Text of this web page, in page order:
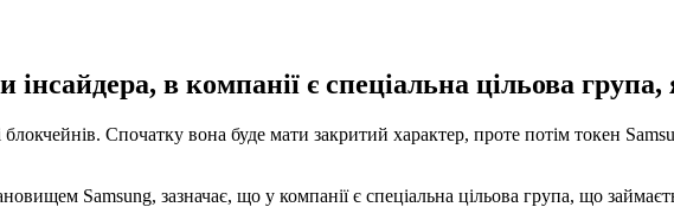
в компанії є спеціальна цільова група,
Спочатку вона буде мати закритий характер, проте потім токен
Samsung, зазначає, що у компанії є спеціальна цільова група, що